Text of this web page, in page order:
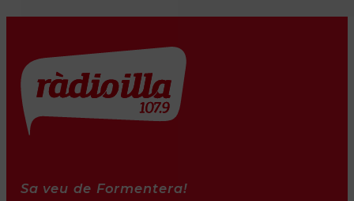
Sa veu de Formentera!